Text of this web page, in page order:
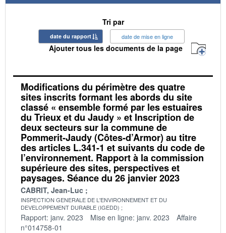
Tri par
date du rapport date de mise en ligne
Ajouter tous les documents de la page
Modifications du périmètre des quatre
sites inscrits formant les abords du site
classé « ensemble formé par les estuaires
du Trieux et du Jaudy » et Inscription de
deux secteurs sur la commune de
Pommerit-Jaudy (Côtes-d’Armor) au titre
des articles L.341-1 et suivants du code de
l’environnement. Rapport à la commission
supérieure des sites, perspectives et
paysages. Séance du 26 janvier 2023
CABRIT, Jean-Luc
INSPECTION GENERALE DE L'ENVIRONNEMENT ET DU
DEVELOPPEMENT DURABLE (IGEDD)
Rapport: janv. 2023 Mise en ligne: janv. 2023
Affaire
n°014758-01